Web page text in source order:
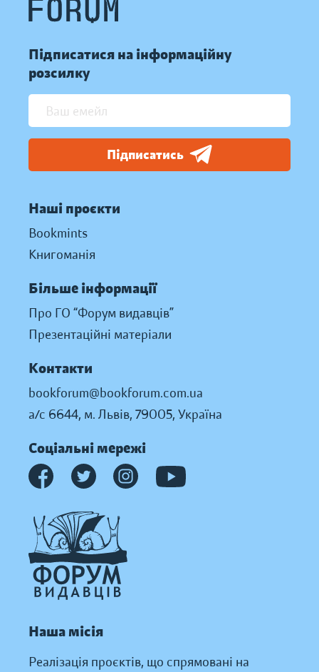
Підписатися на інформаційну
розсилку
Підписатись
Наші проєкти
Bookmints
Книгоманія
Більше інформації
Про ГО “Форум видавців”
Презентаційні матеріали
Контакти
bookforum@bookforum.com.ua
а/с 6644, м. Львів, 79005, Україна
Соціальні мережі
Наша місія
Реалізація проєктів, що спрямовані на